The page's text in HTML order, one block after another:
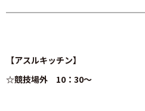
【アスルキッチン】
☆競技場外 10：30～